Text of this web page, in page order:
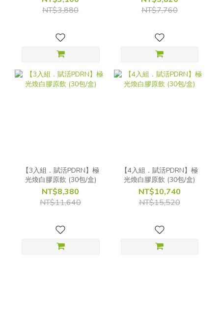
NT$3,880
NT$7,760
【3入組．賦活PDRN】極
光煥白膠原飲 (30包/盒)
NT$8,380
NT$11,640
【4入組．賦活PDRN】極
光煥白膠原飲 (30包/盒)
NT$10,740
NT$15,520